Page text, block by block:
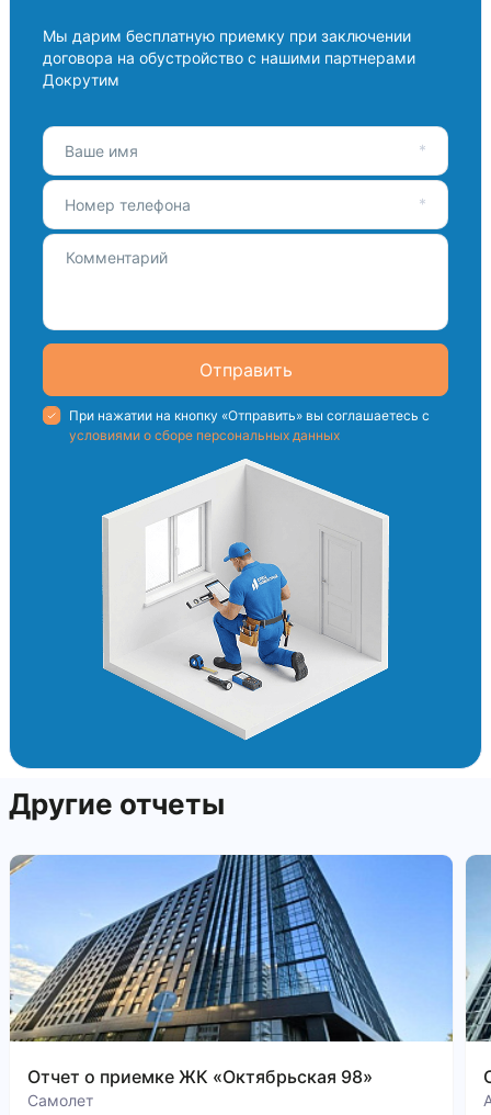
Мы дарим бесплатную приемку при заключении
договора на обустройство с нашими партнерами
Докрутим
Ваше имя
Номер телефона
Отправить
При нажатии на кнопку «Отправить» вы соглашаетесь с
условиями о сборе персональных данных
Другие отчеты
Отчет о приемке ЖК «Октябрьская 98»
Самолет